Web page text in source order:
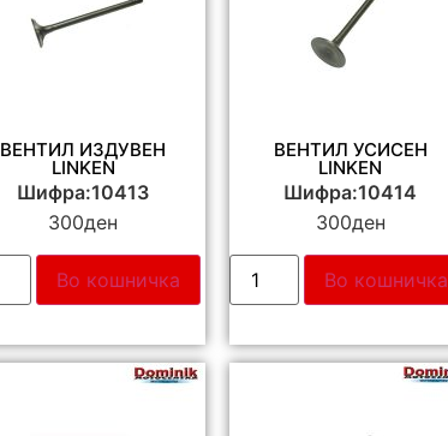
ВЕНТИЛ ИЗДУВЕН
LINKEN
Шифра:10413
300ден
Во кошничка
ВЕНТИЛ УСИСЕН
LINKEN
Шифра:10414
300ден
Во кошничка